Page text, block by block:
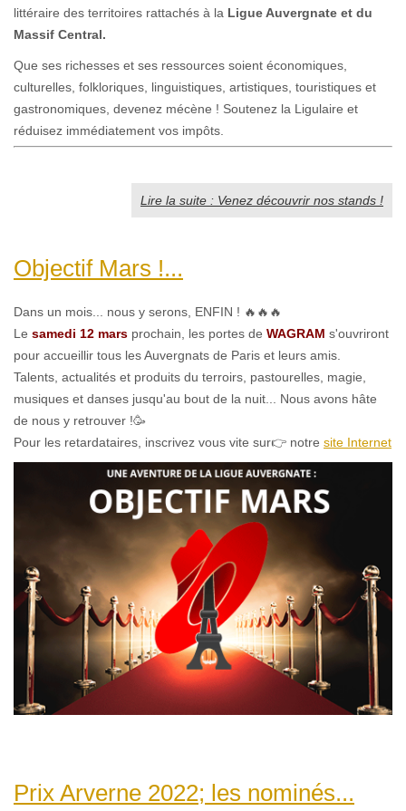
littéraire des territoires rattachés à la Ligue Auvergnate et du
Massif Central.
Que ses richesses et ses ressources soient économiques,
culturelles, folkloriques, linguistiques, artistiques, touristiques et
gastronomiques, devenez mécène ! Soutenez la Ligulaire et
réduisez immédiatement vos impôts.
Lire la suite : Venez découvrir nos stands !
Objectif Mars !...
Dans un mois... nous y serons, ENFIN ! 🔥🔥🔥
Le samedi 12 mars prochain, les portes de WAGRAM s'ouvriront
pour accueillir tous les Auvergnats de Paris et leurs amis.
Talents, actualités et produits du terroirs, pastourelles, magie,
musiques et danses jusqu'au bout de la nuit... Nous avons hâte
de nous y retrouver !🥳
Pour les retardataires, inscrivez vous vite sur👉 notre site Internet
Prix Arverne 2022; les nominés...